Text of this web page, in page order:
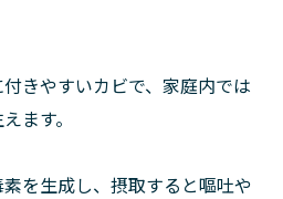
きやすいカビで、家庭内では
ます。
を生成し、摂取すると嘔吐や